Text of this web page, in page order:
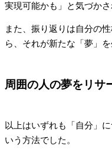
実現可能かも」と気づか
また、振り返りは自分の
ら、それが新たな「夢」
周囲の人の夢をリサ
以上はいずれも「自分」
いう方法でした。